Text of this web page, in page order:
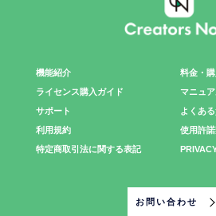
機能紹介
ライセンス購入ガイド
サポート
利用規約
特定商取引法に関する表記
料金・購
マニュ
よくあ
使用許
お問い合わせ